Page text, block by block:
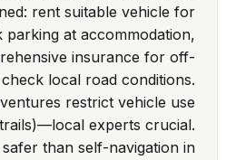
rent suitable vehicle for
at accommodation,
insurance for off-
local road conditions.
restrict vehicle use
experts crucial.
than self-navigation in